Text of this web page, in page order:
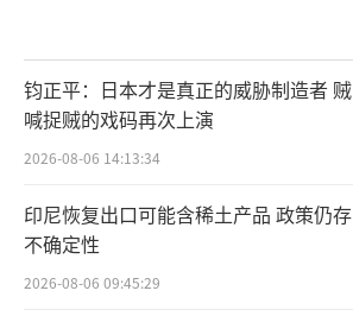
钧正平：日本才是真正的威胁制造者 贼
喊捉贼的戏码再次上演
2026-08-06 14:13:34
印尼恢复出口可能含稀土产品 政策仍存
不确定性
2026-08-06 09:45:29